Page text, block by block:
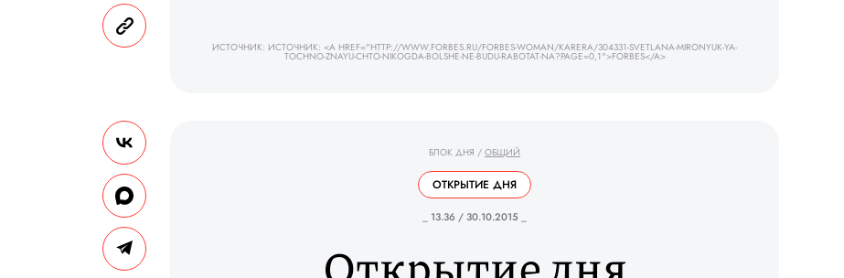
ИСТОЧНИК: ИСТОЧНИК: <A HREF="HTTP://WWW.FORBES.RU/FORBES-WOMAN/KARERA/304331-SVETLANA-MIRONYUK-YA-
TOCHNO-ZNAYU-CHTO-NIKOGDA-BOLSHE-NE-BUDU-RABOTAT-NA?PAGE=0,1">FORBES</A>
БЛОК ДНЯ / ОБЩИЙ
ОТКРЫТИЕ ДНЯ
_ 13.36 / 30.10.2015 _